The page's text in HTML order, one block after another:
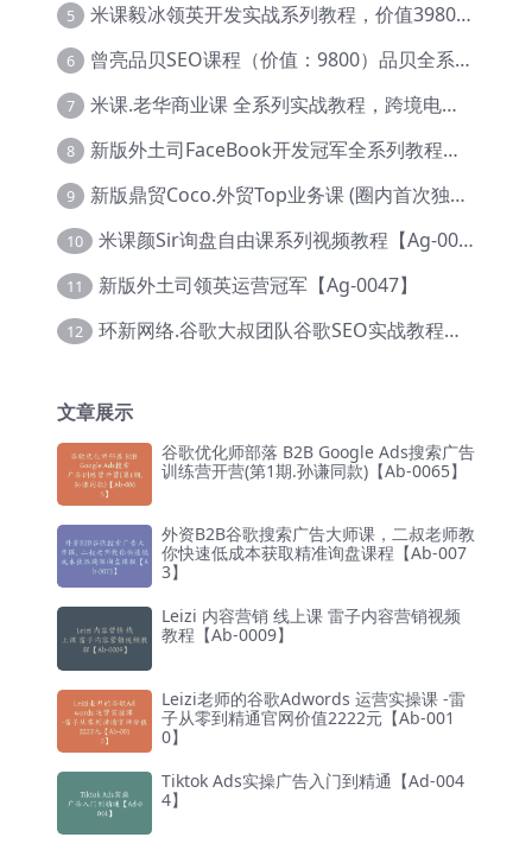
5 米课毅冰领英开发实战系列教程，价值3980，跨境必选【Ag-0049】
6 曾亮品贝SEO课程（价值：9800）品贝全系列教程 【Ab-0022】
7 米课.老华商业课 全系列实战教程，跨境电商必学，价值16900元【Ag-0053】
8 新版外土司FaceBook开发冠军全系列教程【Ab-0021】
9 新版鼎贸Coco.外贸Top业务课 (圈内首次独家解码|460节课)【Ag-0091】
10 米课颜Sir询盘自由课系列视频教程【Ag-0020】
11 新版外土司领英运营冠军【Ag-0047】
12 环新网络.谷歌大叔团队谷歌SEO实战教程【Ab-0024】
文章展示
谷歌优化师部落 B2B Google Ads搜索广告
训练营开营(第1期.孙谦同款)【Ab-0065】
外资B2B谷歌搜索广告大师课，二叔老师教
你快速低成本获取精准询盘课程【Ab-007
3】
Leizi 内容营销 线上课 雷子内容营销视频
教程【Ab-0009】
Leizi老师的谷歌Adwords 运营实操课 -雷
子从零到精通官网价值2222元【Ab-001
0】
Tiktok Ads实操广告入门到精通【Ad-004
4】